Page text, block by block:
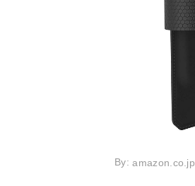
By:amazon.co.jp